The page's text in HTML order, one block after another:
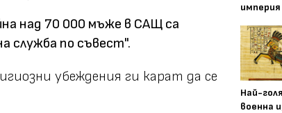
над 70 000 мъже в САЩ са
служба по съвест".
убеждения ги карат да се
империя
Най-
военна